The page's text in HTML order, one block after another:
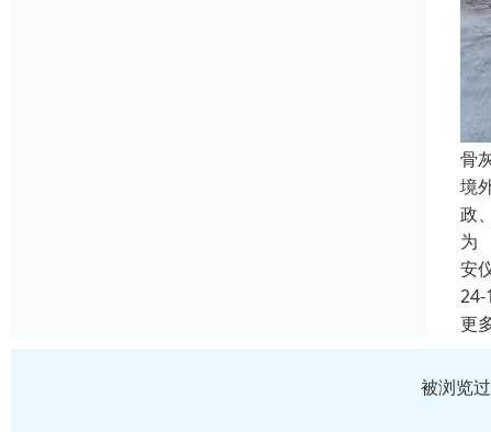
骨
境
政
为
安
24-
更
被浏览